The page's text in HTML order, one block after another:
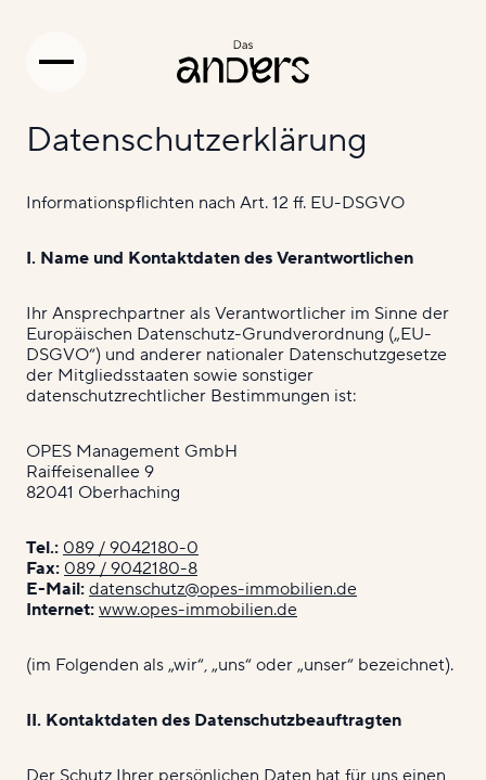
Datenschutzerklärung
Informationspflichten nach Art. 12 ff. EU-DSGVO
I. Name und Kontaktdaten des Verantwortlichen
Ihr Ansprechpartner als Verantwortlicher im Sinne der
Europäischen Datenschutz-Grundverordnung („EU-
DSGVO“) und anderer nationaler Datenschutzgesetze
der Mitgliedsstaaten sowie sonstiger
datenschutzrechtlicher Bestimmungen ist:
OPES Management GmbH
Raiffeisenallee 9
82041 Oberhaching
Tel.: 089 / 9042180-0
Fax: 089 / 9042180-8
E-Mail: datenschutz@opes-immobilien.de
Internet: www.opes-immobilien.de
(im Folgenden als „wir“, „uns“ oder „unser“ bezeichnet).
II. Kontaktdaten des Datenschutzbeauftragten
Der Schutz Ihrer persönlichen Daten hat für uns einen